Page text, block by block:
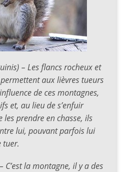
– Les flancs rocheux et
aux lièvres tueurs
de ces montagnes,
et, au lieu de s’enfuir
les prendre en chasse, ils
lui, pouvant parfois lui
tuer.
C’est la montagne, il y a des